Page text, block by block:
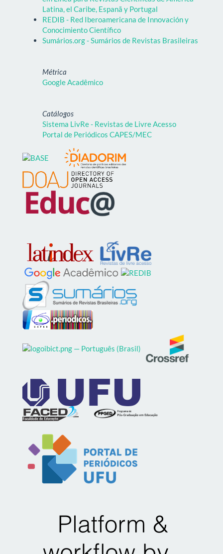
Latina, el Caribe, Espanã y Portugal
REDIB - Red Iberoamericana de Innovación y
Conocimiento Científico
Sumários.org - Sumários de Revistas Brasileiras
Métrica
Google Acadêmico
Catálogos
Sistema LivRe - Revistas de Livre Acesso
Portal de Periódicos CAPES/MEC